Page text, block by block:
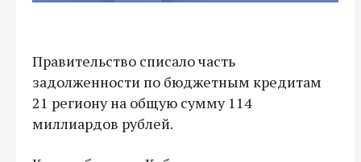
Правительство списало часть
задолженности по бюджетным кредитам
21 региону на общую сумму 114
миллиардов рублей.